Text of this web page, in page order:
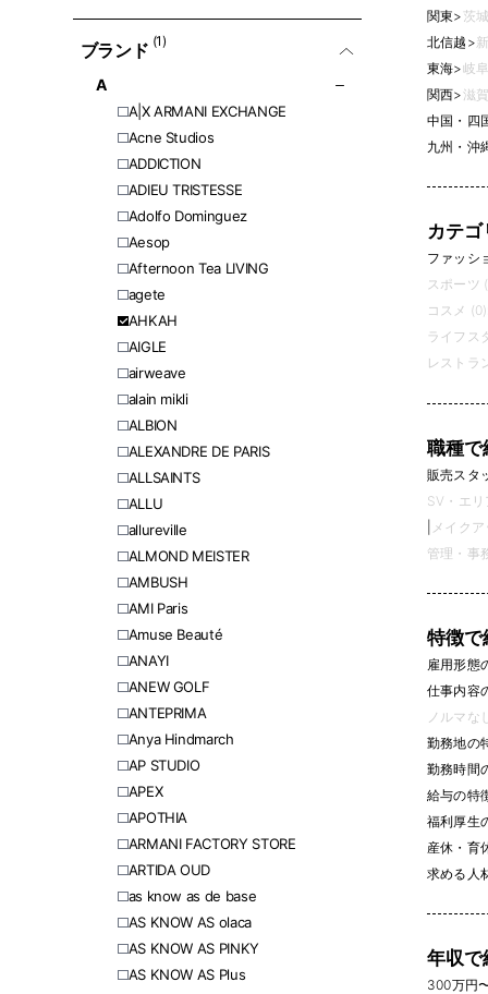
ブランド (1)
A
A|X ARMANI EXCHANGE
Acne Studios
ADDICTION
ADIEU TRISTESSE
Adolfo Dominguez
Aesop
Afternoon Tea LIVING
agete
AHKAH
AIGLE
airweave
alain mikli
ALBION
ALEXANDRE DE PARIS
ALLSAINTS
ALLU
allureville
ALMOND MEISTER
AMBUSH
AMI Paris
Amuse Beauté
ANAYI
ANEW GOLF
ANTEPRIMA
Anya Hindmarch
AP STUDIO
APEX
APOTHIA
ARMANI FACTORY STORE
ARTIDA OUD
as know as de base
AS KNOW AS olaca
AS KNOW AS PINKY
AS KNOW AS Plus
関東> 茨
北信越 >
東海>岐
関西>滋
中国・四
九州・沖
カテゴ
ファッシ
スポーツ
コスメ (0)
ライフス
レストラ
職種で
販売スタ
SV・エ
メイク
管理・事
特徴で
雇用形態
仕事内容
ノルマな
勤務地の
勤務時間
給与の特
福利厚生
産休・育
求める人
年収で
300万円